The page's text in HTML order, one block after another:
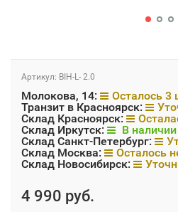
Артикул: BIH-L- 2.0
Молокова, 14:
Осталось 3
Транзит в Красноярск:
Склад Красноярск:
Склад Иркутск:
В наличии
Склад Санкт-Петербург:
Склад Москва:
Осталось
Склад Новосибирск:
4 990 руб.